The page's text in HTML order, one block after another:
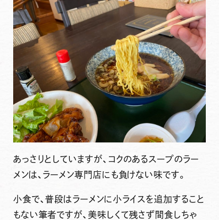
あっさりとしていますが、コクのあるスープのラー
メンは、ラーメン専門店にも負けない味です。
小食で、普段はラーメンに小ライスを追加すること
もない筆者ですが、美味しくて残さず間食しちゃ